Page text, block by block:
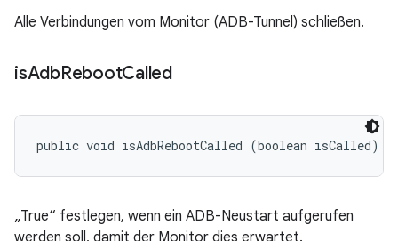
Alle Verbindungen vom Monitor (ADB-Tunnel) schließen.
isAdbRebootCalled
public void isAdbRebootCalled (boolean isCalled)
„True“ festlegen, wenn ein ADB-Neustart aufgerufen
werden soll, damit der Monitor dies erwartet.